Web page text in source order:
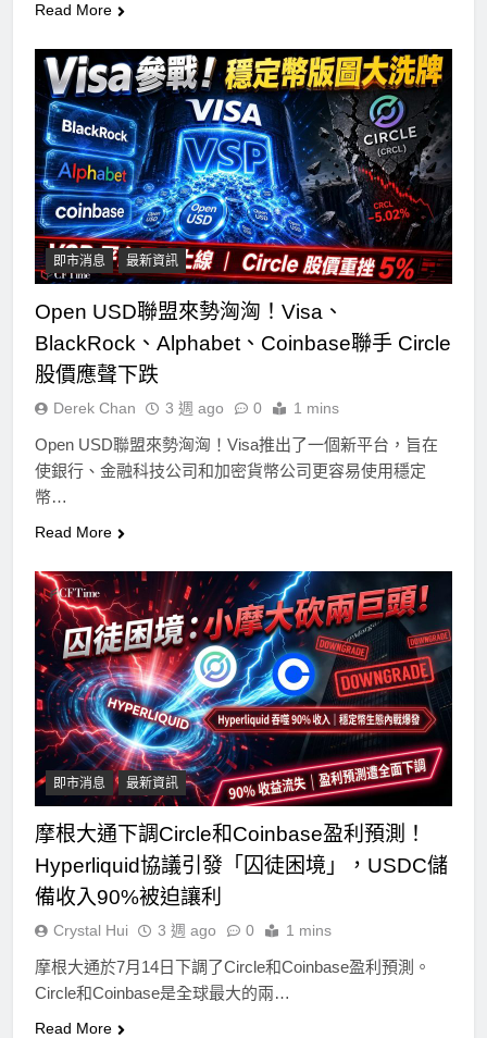
Read More
即市消息 最新資訊
Open USD聯盟來勢洶洶！Visa、
BlackRock、Alphabet、Coinbase聯手 Circle
股價應聲下跌
Derek Chan 3 週 ago 0 1 mins
Open USD聯盟來勢洶洶！Visa推出了一個新平台，旨在
使銀行、金融科技公司和加密貨幣公司更容易使用穩定
幣…
Read More
即市消息 最新資訊
摩根大通下調Circle和Coinbase盈利預測！
Hyperliquid協議引發「囚徒困境」，USDC儲
備收入90%被迫讓利
Crystal Hui 3 週 ago 0 1 mins
摩根大通於7月14日下調了Circle和Coinbase盈利預測。
Circle和Coinbase是全球最大的兩…
Read More